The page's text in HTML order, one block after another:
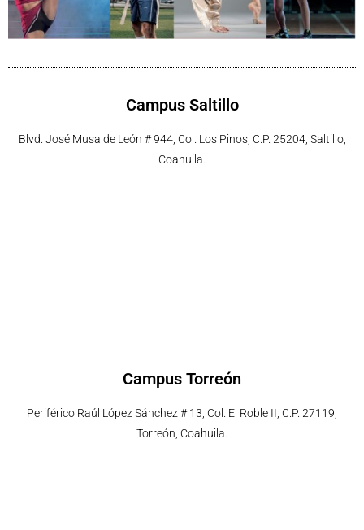
Campus Saltillo
Blvd. José Musa de León # 944, Col. Los Pinos, C.P. 25204, Saltillo,
Coahuila.
Campus Torreón
Periférico Raúl López Sánchez # 13, Col. El Roble II, C.P. 27119,
Torreón, Coahuila.